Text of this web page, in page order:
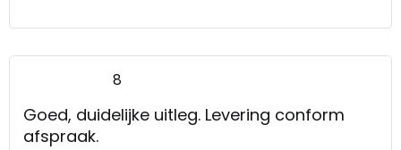
8
Goed, duidelijke uitleg. Levering conform
afspraak.